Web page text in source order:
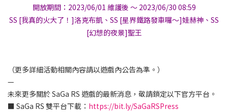
開放期間：2023/06/01 維護後 ～ 2023/06/30 08:59
SS [我真的火大了！]洛克布凱​​、SS [星界鐵路發車囉～]娃赫神​​、SS
[幻想的夜景]聖王
（更多詳細活動相關內容請以遊戲內公告為準。）
—
未來更多關於 SaGa RS 遊戲的最新消息，敬請鎖定以下官方平台。
■ SaGa RS 雙平台下載： https://bit.ly/SaGaRSPress